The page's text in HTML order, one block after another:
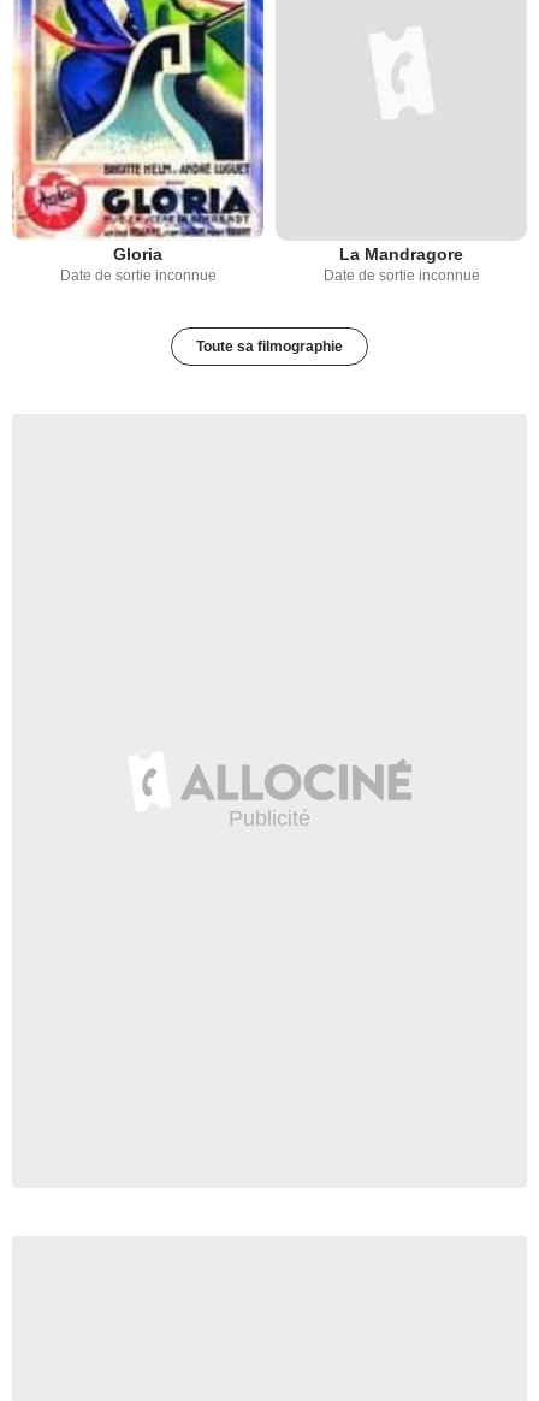
Gloria
Date de sortie inconnue
La Mandragore
Date de sortie inconnue
Toute sa filmographie